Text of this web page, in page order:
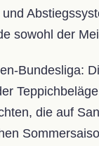
sowohl der
Bundesliga:
die auf